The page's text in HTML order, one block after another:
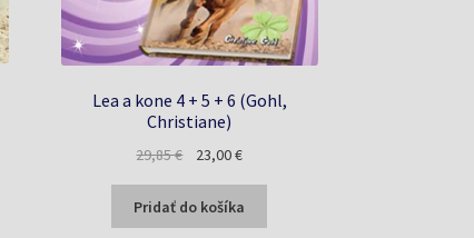
Lea a kone 4 + 5 + 6 (Gohl,
Christiane)
29,85€
Pôvodná
bola:
29,85 €.
23,00€Aktuálna
je:
23,00 €.
Pridať do košíka